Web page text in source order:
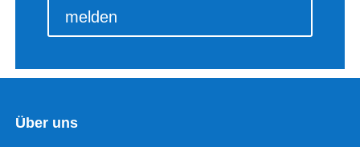
melden
Über uns